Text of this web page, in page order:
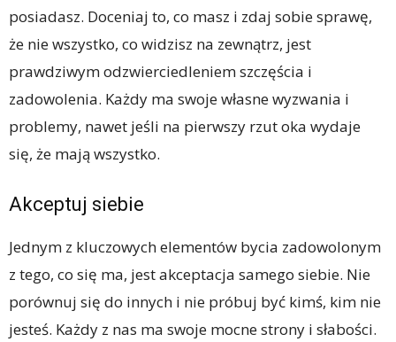
posiadasz. Doceniaj to, co masz i zdaj sobie sprawę,
że nie wszystko, co widzisz na zewnątrz, jest
prawdziwym odzwierciedleniem szczęścia i
zadowolenia. Każdy ma swoje własne wyzwania i
problemy, nawet jeśli na pierwszy rzut oka wydaje
się, że mają wszystko.
Akceptuj siebie
Jednym z kluczowych elementów bycia zadowolonym
z tego, co się ma, jest akceptacja samego siebie. Nie
porównuj się do innych i nie próbuj być kimś, kim nie
jesteś. Każdy z nas ma swoje mocne strony i słabości.